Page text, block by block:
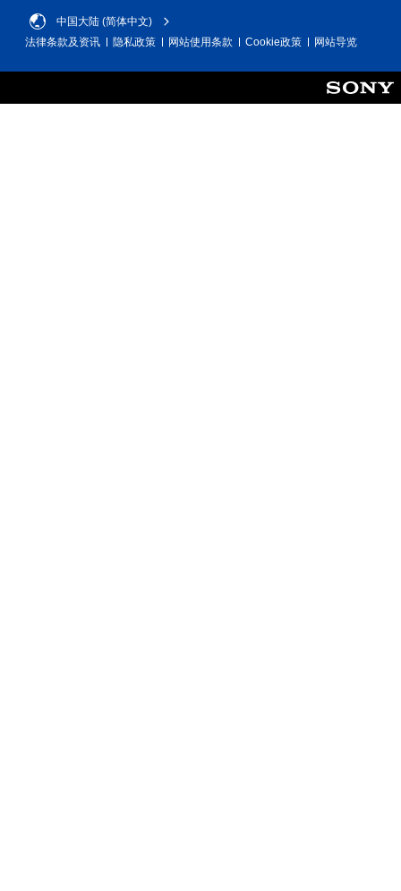
中国大陆 (简体中文)
法律条款及资讯
隐私政策 网站使用条款 Cookie政策 网站导览